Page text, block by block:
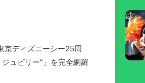
京ディズニーシー25周
ュビリー”」を完全網羅